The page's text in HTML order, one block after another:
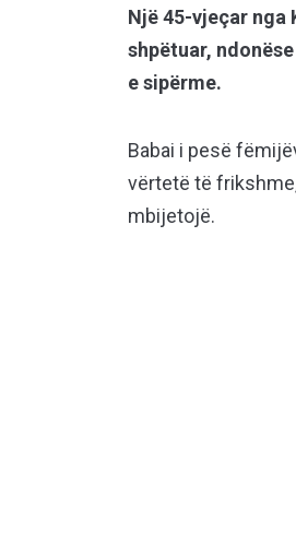
Një 45-vjeçar nga
shpëtuar,
e sipërme.
Babai i pesë
vërtetë të
mbijetojë.